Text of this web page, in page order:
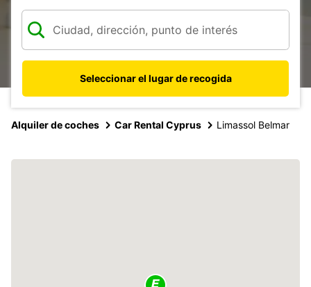
Seleccionar el lugar de recogida
Alquiler de coches Car Rental Cyprus Limassol Belmar